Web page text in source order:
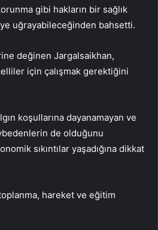
gibi hakların bir sağlık
uğrayabileceğinden bahsetti.
değinen Jargalsaikhan,
için çalışmak gerektiğini
koşullarına dayanamayan ve
de olduğunu
sıkıntılar yaşadığına dikkat
hareket ve eğitim